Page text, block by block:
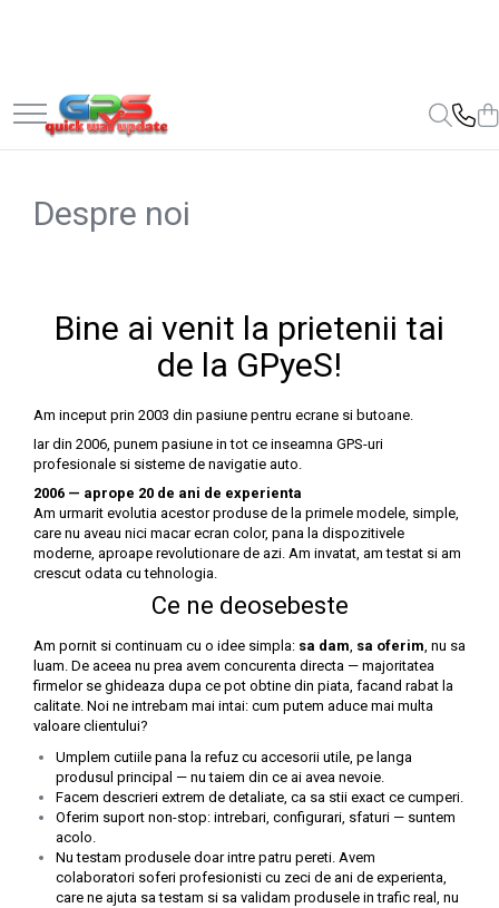
Android 7 inch
Tablete Navigatie
Windows 9 inch
Carduri GPS de navigatie auto
Jocuri de memorie si inteligenta
Despre noi
Bine ai venit la prietenii tai
de la GPyeS!
Am inceput prin 2003 din pasiune pentru ecrane si butoane.
Iar din 2006, punem pasiune in tot ce inseamna GPS-uri
profesionale si sisteme de navigatie auto.
2006 — aprope 20 de ani de experienta
Am urmarit evolutia acestor produse de la primele modele, simple,
care nu aveau nici macar ecran color, pana la dispozitivele
moderne, aproape revolutionare de azi. Am invatat, am testat si am
crescut odata cu tehnologia.
Ce ne deosebeste
Am pornit si continuam cu o idee simpla: sa dam, sa oferim, nu sa
luam. De aceea nu prea avem concurenta directa — majoritatea
firmelor se ghideaza dupa ce pot obtine din piata, facand rabat la
calitate. Noi ne intrebam mai intai: cum putem aduce mai multa
valoare clientului?
Umplem cutiile pana la refuz cu accesorii utile, pe langa
produsul principal — nu taiem din ce ai avea nevoie.
Facem descrieri extrem de detaliate, ca sa stii exact ce cumperi.
Oferim suport non-stop: intrebari, configurari, sfaturi — suntem
acolo.
Nu testam produsele doar intre patru pereti. Avem
colaboratori soferi profesionisti cu zeci de ani de experienta,
care ne ajuta sa testam si sa validam produsele in trafic real, nu